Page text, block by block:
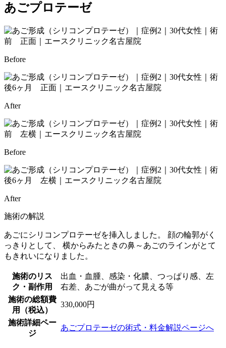
あごプロテーゼ
Before
After
Before
After
施術の解説
あごにシリコンプロテーゼを挿入しました。 顔の輪郭がく
っきりとして、 横からみたときの鼻～あごのラインがとて
もきれいになりました。
施術のリス
ク・副作用
出血・血腫、感染・化膿、つっぱり感、左
右差、あごが曲がって見える等
施術の総額費
用（税込）
330,000円
施術詳細ペー
ジ
あごプロテーゼの術式・料金解説ページへ